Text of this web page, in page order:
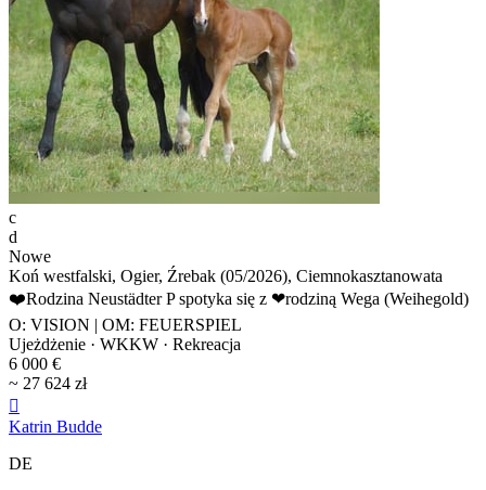
c
d
Nowe
Koń westfalski, Ogier, Źrebak (05/2026), Ciemnokasztanowata
❤️Rodzina Neustädter P spotyka się z ❤rodziną Wega (Weihegold)
O: VISION | OM: FEUERSPIEL
Ujeżdżenie · WKKW · Rekreacja
6 000 €
~ 27 624 zł

Katrin Budde
DE